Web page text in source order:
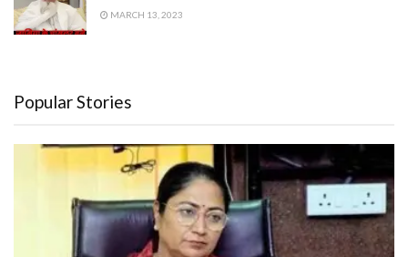
MARCH 13, 2023
Popular Stories